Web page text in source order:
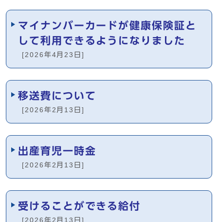
マイナンバーカードが健康保険証と
して利用できるようになりました
[2026年4月23日]
移送費について
[2026年2月13日]
出産育児一時金
[2026年2月13日]
受けることができる給付
[2026年2月13日]